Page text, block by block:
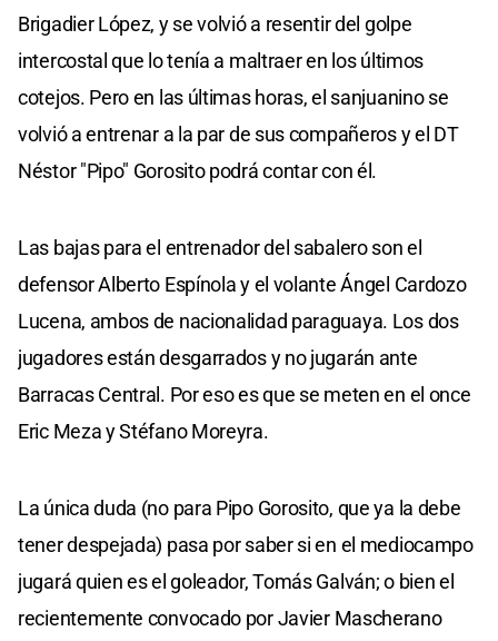
Brigadier López, y se volvió a resentir del golpe
intercostal que lo tenía a maltraer en los últimos
cotejos. Pero en las últimas horas, el sanjuanino se
volvió a entrenar a la par de sus compañeros y el DT
Néstor "Pipo" Gorosito podrá contar con él.
Las bajas para el entrenador del sabalero son el
defensor Alberto Espínola y el volante Ángel Cardozo
Lucena, ambos de nacionalidad paraguaya. Los dos
jugadores están desgarrados y no jugarán ante
Barracas Central. Por eso es que se meten en el once
Eric Meza y Stéfano Moreyra.
La única duda (no para Pipo Gorosito, que ya la debe
tener despejada) pasa por saber si en el mediocampo
jugará quien es el goleador, Tomás Galván; o bien el
recientemente convocado por Javier Mascherano